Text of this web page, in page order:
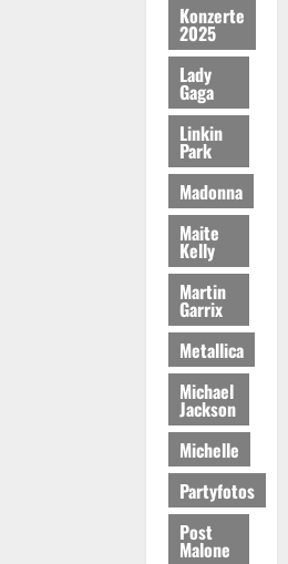
Konzerte
2025
Lady
Gaga
Linkin
Park
Madonna
Maite
Kelly
Martin
Garrix
Metallica
Michael
Jackson
Michelle
Partyfotos
Post
Malone